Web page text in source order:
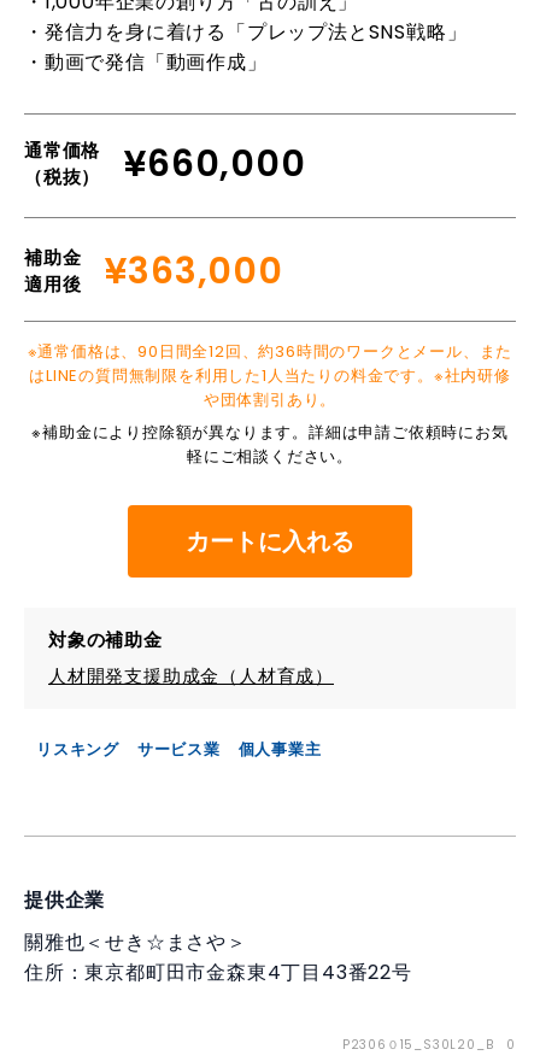
・発信力を身に着ける「プレップ法とSNS戦略」
・動画で発信「動画作成」
通常価格
（税抜）
¥660,000
補助金
適用後
¥363,000
※通常価格は、90日間全12回、約36時間のワークとメール、また
はLINEの質問無制限を利用した1人当たりの料金です。※社内研修
や団体割引あり。
※補助金により控除額が異なります。詳細は申請ご依頼時にお気
軽にご相談ください。
カートに入れる
対象の補助金
人材開発支援助成金（人材育成）
リスキング サービス業 個人事業主
提供企業
關雅也＜せき☆まさや＞
住所：東京都町田市金森東4丁目43番22号
P2306０15_S30L20_B 0